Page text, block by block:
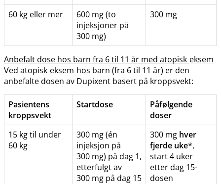
60 kg eller mer
600 mg (to
injeksjoner på
300 mg)
300 mg
Anbefalt dose hos barn fra 6 til 11 år med atopisk eksem
Ved atopisk eksem hos barn (fra 6 til 11 år) er den
anbefalte dosen av Dupixent basert på kroppsvekt:
Pasientens
kroppsvekt
Startdose
Påfølgende
doser
15 kg til under
60 kg
300 mg (én
injeksjon på
300 mg) på dag 1,
etterfulgt av
300 mg på dag 15
300 mg hver
fjerde uke*,
start 4 uker
etter dag 15-
dosen